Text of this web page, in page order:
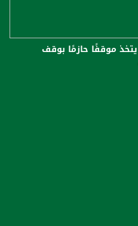
موقفًا حازمًا بوقف